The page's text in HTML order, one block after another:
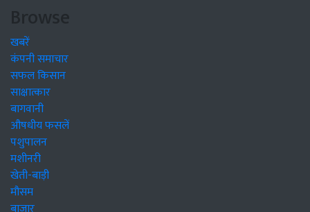
Browse
खबरें
कंपनी समाचार
सफल किसान
साक्षात्कार
बागवानी
औषधीय फसलें
पशुपालन
मशीनरी
खेती-बाड़ी
मौसम